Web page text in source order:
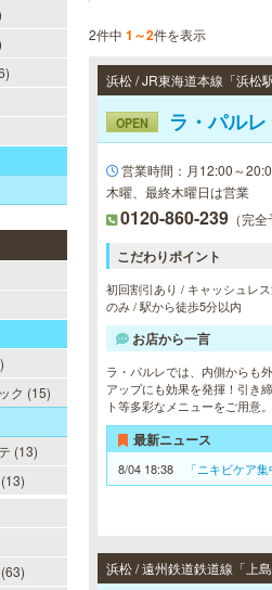
ク (15)
(13)
2件中 1～2件を表示
浜松 / JR東海道本線「浜松
OPEN ラ・パル
営業時間：月12:00～
木曜、最終木曜日は営業
0120-860-239 （完
こだわりポイント
初回割引あり / キャッシュレ
のみ / 駅から徒歩5分以内
お店から一言
ラ・パルレでは、内側からも
アップにも効果を発揮！引き
ト等多彩なメニューをご用意
最新ニュース
8/04 18:38 「ニキビケア
浜松 / 遠州鉄道鉄道線「上